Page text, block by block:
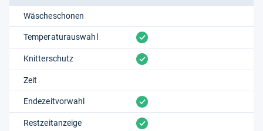
Wäscheschonen
Temperaturauswahl vorhanden
Knitterschutz vorhanden
Zeit
Endezeitvorwahl vorhanden
Restzeitanzeige vorhanden